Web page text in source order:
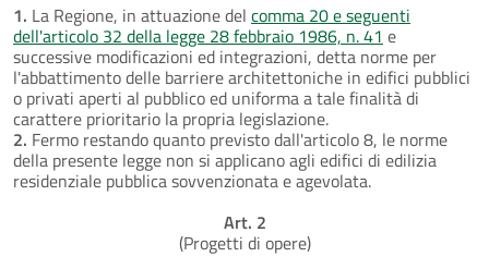
1. La Regione, in attuazione del comma 20 e seguenti
dell'articolo 32 della legge 28 febbraio 1986, n. 41 e
successive modificazioni ed integrazioni, detta norme per
l'abbattimento delle barriere architettoniche in edifici pubblici
o privati aperti al pubblico ed uniforma a tale finalità di
carattere prioritario la propria legislazione.
2. Fermo restando quanto previsto dall'articolo 8, le norme
della presente legge non si applicano agli edifici di edilizia
residenziale pubblica sovvenzionata e agevolata.
Art. 2
(Progetti di opere)